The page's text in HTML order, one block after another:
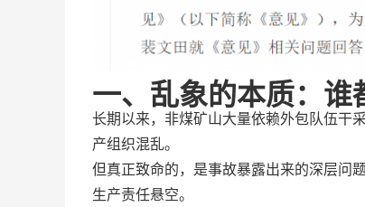
一、乱象的本质：
长期以来，非煤矿山大量依赖外包队伍
产组织混乱。
但真正致命的，是事故暴露出来的深层问
生产责任悬空。